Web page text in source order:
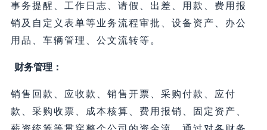
事务提醒、工作日志、请假、出差、用款、费用报
销及自定义表单等业务流程审批、设备资产、办公
用品、车辆管理、公文流转等。
财务管理：
销售回款、应收款、销售开票、采购付款、应付
款、采购收票、成本核算、费用报销、固定资产、